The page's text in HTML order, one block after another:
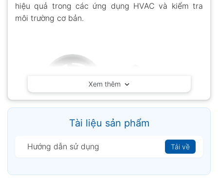
hiệu quả trong các ứng dụng HVAC và kiểm tra
môi trường cơ bản.
Xem thêm
Tài liệu sản phẩm
Hướng dẫn sử dụng Tải về